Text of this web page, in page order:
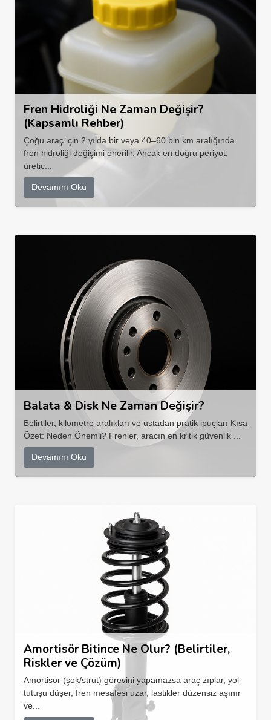
Fren Hidroliği Ne Zaman Değişir?
(Kapsamlı Rehber)
Çoğu araç için 2 yılda bir veya 40–60 bin km aralığında
fren hidroliği değişimi önerilir. Ancak en doğru periyot,
üretic...
Devamını Oku
Balata & Disk Ne Zaman Değişir?
Belirtiler, kilometre aralıkları ve ustadan pratik ipuçları Kısa
Özet: Neden Önemli? Frenler, aracın en kritik güvenlik ...
Devamını Oku
Amortisör Bitince Ne Olur? (Belirtiler,
Riskler ve Çözüm)
Amortisör (şok/strut) görevini yapamazsa araç zıplar, yol
tutuşu düşer, fren mesafesi uzar, lastikler düzensiz aşınır
ve...